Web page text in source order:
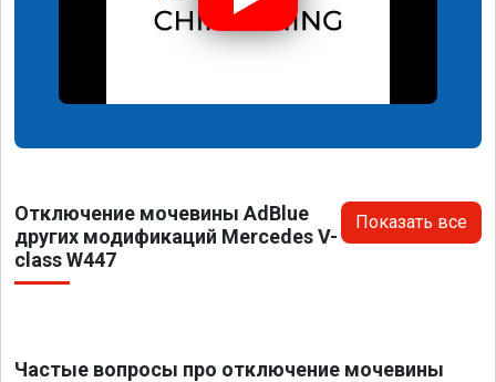
Отключение мочевины AdBlue
других модификаций Mercedes V-
class W447
Показать все
Частые вопросы про отключение мочевины